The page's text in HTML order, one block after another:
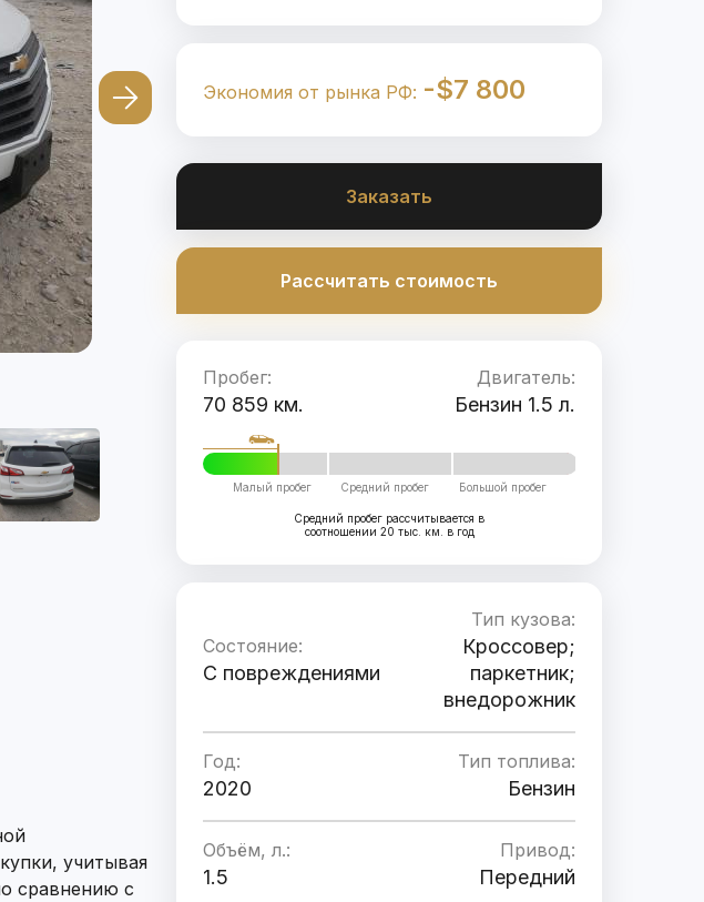
учитывая
сравнению с
Экономия от рынка РФ: -$7 800
Заказать
Рассчитать стоимость
Пробег:
70 859 км.
Двигатель:
Бензин 1.5 л.
Малый пробег Средний пробег Большой пробег
Средний пробег рассчитывается в
соотношении 20 тыс. км. в год
Состояние:
C повреждениями
Тип кузова:
Кроссовер;
паркетник;
внедорожник
Год:
2020
Тип топлива:
Бензин
Объём, л.:
1.5
Привод:
Передний